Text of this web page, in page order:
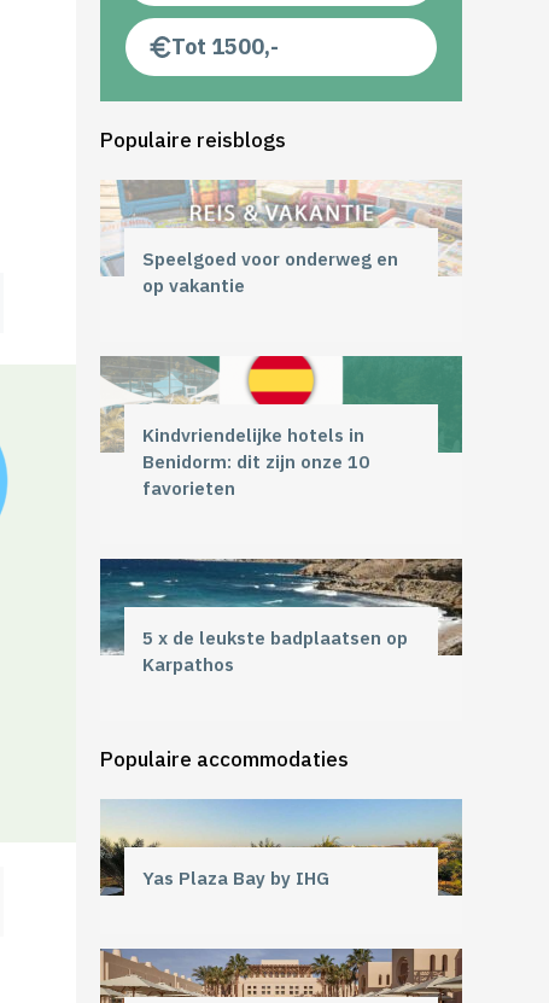
Tot 1500,-
Populaire reisblogs
Speelgoed voor onderweg en
op vakantie
Kindvriendelijke hotels in
Benidorm: dit zijn onze 10
favorieten
5 x de leukste badplaatsen op
Karpathos
Populaire accommodaties
Yas Plaza Bay by IHG